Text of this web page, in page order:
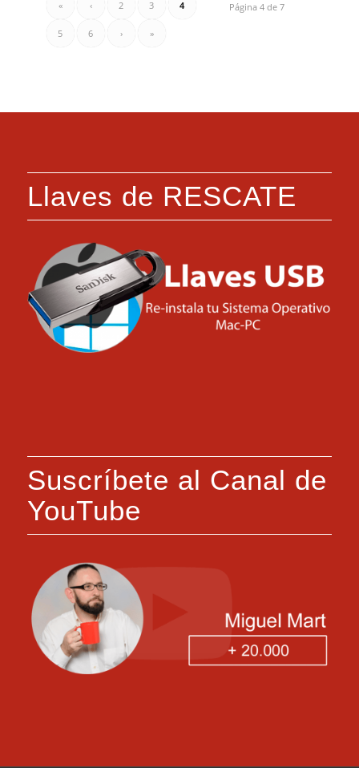
Página 4 de 7
« ‹ 2 3 4
5 6 › »
Llaves de RESCATE
Suscríbete al Canal de
YouTube